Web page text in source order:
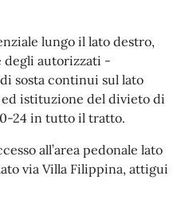
lungo il lato destro,
degli autorizzati -
sosta continui sul lato
ed istituzione del divieto di
24 in tutto il tratto.
all’area pedonale lato
via Villa Filippina, attigui